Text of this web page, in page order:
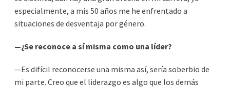
especialmente, a mis 50 años me he enfrentado a
situaciones de desventaja por género.
—¿Se reconoce a sí misma como una líder?
—Es difícil reconocerse una misma así, sería soberbio de
mi parte. Creo que el liderazgo es algo que los demás